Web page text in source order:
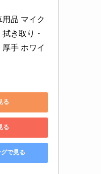
品 マイク
き取り・
手 ホワイ
る
る
で見る